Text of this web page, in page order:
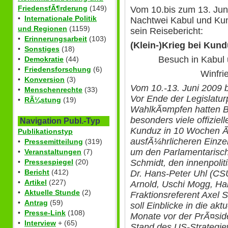
FriedensfÃ¶rderung (149)
• Internationale Politik
und Regionen (1159)
• Erinnerungsarbeit (103)
• Sonstiges (18)
• Demokratie (44)
• Friedensforschung (6)
• Konversion (3)
• Menschenrechte (33)
• RÃ¼stung (19)
Navigation Publ.-Typ
Publikationstyp
• Pressemitteilung (319)
• Veranstaltungen (7)
• Pressespiegel (20)
• Bericht (412)
• Artikel (227)
• Aktuelle Stunde (2)
• Antrag (59)
• Presse-Link (108)
• Interview + (65)
Vom 10.bis zum 13.
Nachtwei Kabul und
sein Reisebericht:
(Klein-)Krieg bei
Besuch in Kabul
Vom 10.-13. Juni 2009
Vor Ende der
WahlkÃ¤mpfen hatten
besonders viele
Kunduz in 10 Wochen
ausfÃ¼hrlicheren
um den
Schmidt, den
Dr. Hans-Peter Uhl
Arnold, Uschi Mogg,
Fraktionsreferent Axel
soll Einblicke in die
Monate vor der